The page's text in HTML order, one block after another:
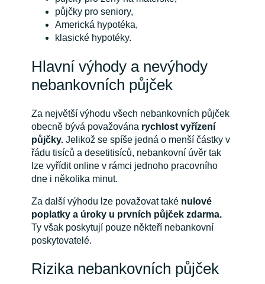
půjčky pro seniory,
Americká hypotéka,
klasické hypotéky.
Hlavní výhody a nevýhody
nebankovních půjček
Za největší výhodu všech nebankovních půjček
obecně bývá považována rychlost vyřízení
půjčky. Jelikož se spíše jedná o menší částky v
řádu tisíců a desetitisíců, nebankovní úvěr tak
lze vyřídit online v rámci jednoho pracovního
dne i několika minut.
Za další výhodu lze považovat takénulové
poplatky a úroky u prvních půjček zdarma.
Ty však poskytují pouze někteří nebankovní
poskytovatelé.
Rizika nebankovních půjček